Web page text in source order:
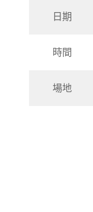
日期
時間
場地